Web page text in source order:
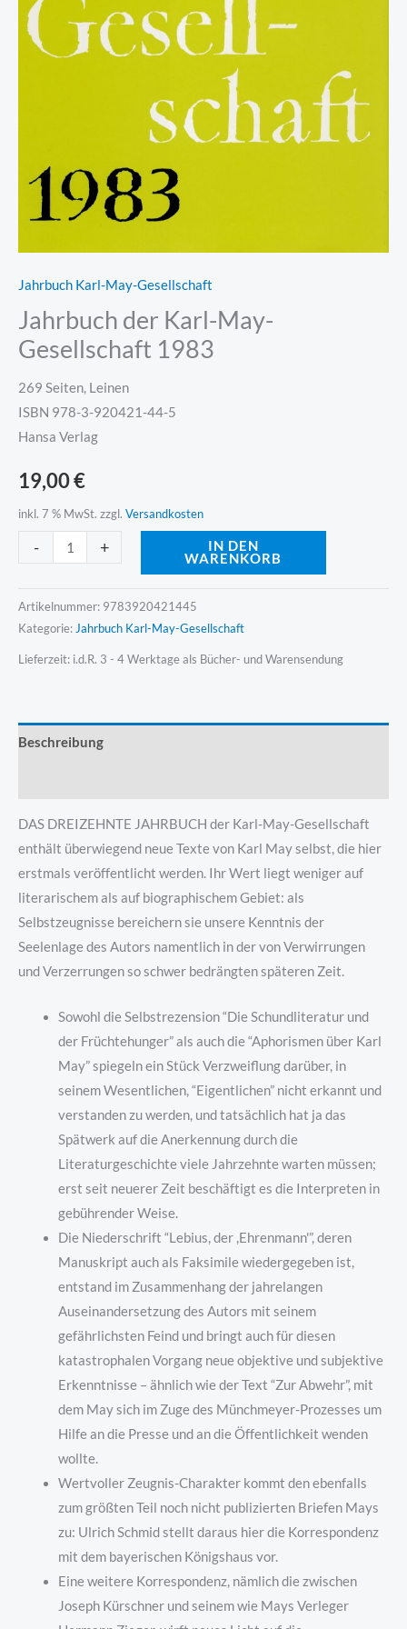
Jahrbuch Karl-May-Gesellschaft
Jahrbuch der Karl-May-
Gesellschaft 1983
269 Seiten, Leinen
ISBN 978-3-920421-44-5
Hansa Verlag
19,00€
inkl. 7 % MwSt. zzgl. Versandkosten
- +
IN DEN
WARENKORB
Artikelnummer: 9783920421445
Kategorie: Jahrbuch Karl-May-Gesellschaft
Lieferzeit: i.d.R. 3 - 4 Werktage als Bücher- und Warensendung
Beschreibung
DAS DREIZEHNTE JAHRBUCH der Karl-May-Gesellschaft
enthält überwiegend neue Texte von Karl May selbst, die hier
erstmals veröffentlicht werden. Ihr Wert liegt weniger auf
literarischem als auf biographischem Gebiet: als
Selbstzeugnisse bereichern sie unsere Kenntnis der
Seelenlage des Autors namentlich in der von Verwirrungen
und Verzerrungen so schwer bedrängten späteren Zeit.
Sowohl die Selbstrezension “Die Schundliteratur und
der Früchtehunger” als auch die “Aphorismen über Karl
May” spiegeln ein Stück Verzweiflung darüber, in
seinem Wesentlichen, “Eigentlichen” nicht erkannt und
verstanden zu werden, und tatsächlich hat ja das
Spätwerk auf die Anerkennung durch die
Literaturgeschichte viele Jahrzehnte warten müssen;
erst seit neuerer Zeit beschäftigt es die Interpreten in
gebührender Weise.
Die Niederschrift “Lebius, der ,Ehrenmann'”, deren
Manuskript auch als Faksimile wiedergegeben ist,
entstand im Zusammenhang der jahrelangen
Auseinandersetzung des Autors mit seinem
gefährlichsten Feind und bringt auch für diesen
katastrophalen Vorgang neue objektive und subjektive
Erkenntnisse – ähnlich wie der Text “Zur Abwehr”, mit
dem May sich im Zuge des Münchmeyer-Prozesses um
Hilfe an die Presse und an die Öffentlichkeit wenden
wollte.
Wertvoller Zeugnis-Charakter kommt den ebenfalls
zum größten Teil noch nicht publizierten Briefen Mays
zu: Ulrich Schmid stellt daraus hier die Korrespondenz
mit dem bayerischen Königshaus vor.
Eine weitere Korrespondenz, nämlich die zwischen
Joseph Kürschner und seinem wie Mays Verleger